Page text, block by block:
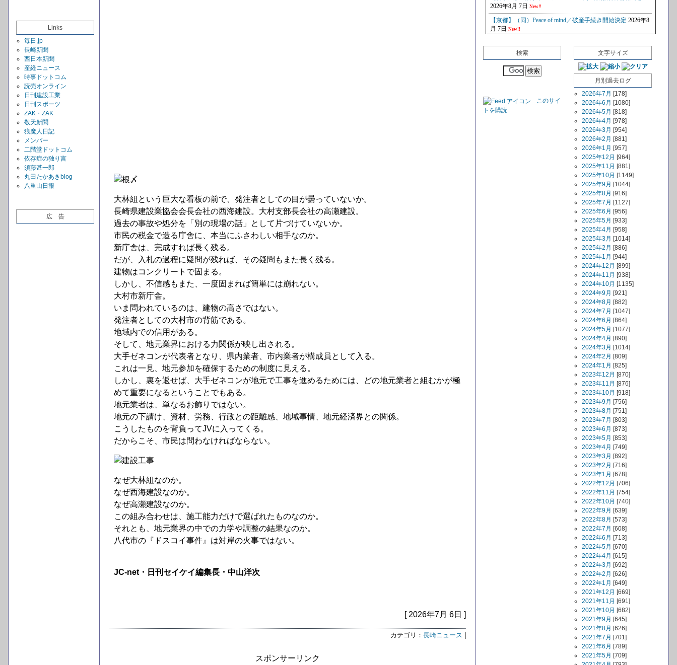
Links
毎日.jp
長崎新聞
西日本新聞
産経ニュース
時事ドットコム
読売オンライン
日刊建設工業
日刊スポーツ
ZAK・ZAK
敬天新聞
狼魔人日記
メンバー
二階堂ドットコム
依存症の独り言
須藤甚一郎
丸田たかあきblog
八重山日報
広 告
大林組という巨大な看板の前で、発注者としての目が曇っていないか。
長崎県建設業協会会長会社の西海建設。大村支部長会社の高瀬建設。
過去の事故や処分を「別の現場の話」として片づけていないか。
市民の税金で造る庁舎に、本当にふさわしい相手なのか。
新庁舎は、完成すれば長く残る。
だが、入札の過程に疑問が残れば、その疑問もまた長く残る。
建物はコンクリートで固まる。
しかし、不信感もまた、一度固まれば簡単には崩れない。
大村市新庁舎。
いま問われているのは、建物の高さではない。
発注者としての大村市の背筋である。
地域内での信用がある。
そして、地元業界における力関係が映し出される。
大手ゼネコンが代表者となり、県内業者、市内業者が構成員として入る。
これは一見、地元参加を確保するための制度に見える。
しかし、裏を返せば、大手ゼネコンが地元で工事を進めるためには、どの地元業者と組むかが極
めて重要になるということでもある。
地元業者は、単なるお飾りではない。
地元の下請け、資材、労務、行政との距離感、地域事情、地元経済界との関係。
こうしたものを背負ってJVに入ってくる。
だからこそ、市民は問わなければならない。
なぜ大林組なのか。
なぜ西海建設なのか。
なぜ高瀬建設なのか。
この組み合わせは、施工能力だけで選ばれたものなのか。
それとも、地元業界の中での力学や調整の結果なのか。
八代市の『ドスコイ事件』は対岸の火事ではない。
JC-net・日刊セイケイ編集長・中山洋次
[ 2026年7月 6日 ]
カテゴリ： 長崎ニュース
スポンサーリンク
検索
このサイ
トを購読
文字サイズ
月別過去ログ
2026年7月 [178]
2026年6月 [1080]
2026年5月 [818]
2026年4月 [978]
2026年3月 [954]
2026年2月 [881]
2026年1月 [957]
2025年12月 [964]
2025年11月 [881]
2025年10月 [1149]
2025年9月 [1044]
2025年8月 [916]
2025年7月 [1127]
2025年6月 [956]
2025年5月 [933]
2025年4月 [958]
2025年3月 [1014]
2025年2月 [886]
2025年1月 [944]
2024年12月 [899]
2024年11月 [938]
2024年10月 [1135]
2024年9月 [921]
2024年8月 [882]
2024年7月 [1047]
2024年6月 [864]
2024年5月 [1077]
2024年4月 [890]
2024年3月 [1014]
2024年2月 [809]
2024年1月 [825]
2023年12月 [870]
2023年11月 [876]
2023年10月 [918]
2023年9月 [756]
2023年8月 [751]
2023年7月 [803]
2023年6月 [873]
2023年5月 [853]
2023年4月 [749]
2023年3月 [892]
2023年2月 [716]
2023年1月 [678]
2022年12月 [706]
2022年11月 [754]
2022年10月 [740]
2022年9月 [639]
2022年8月 [573]
2022年7月 [608]
2022年6月 [713]
2022年5月 [670]
2022年4月 [615]
2022年3月 [692]
2022年2月 [626]
2022年1月 [649]
2021年12月 [669]
2021年11月 [691]
2021年10月 [682]
2021年9月 [645]
2021年8月 [626]
2021年7月 [701]
2021年6月 [789]
2021年5月 [709]